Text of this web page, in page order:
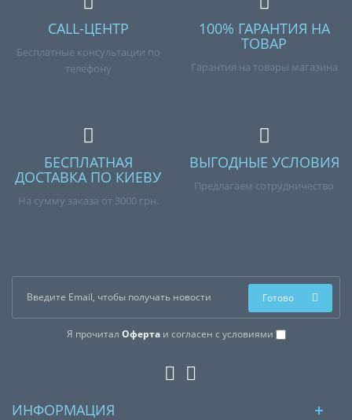
CALL-ЦЕНТР
Бесплатные консультации по
телефону
100% ГАРАНТИЯ НА
ТОВАР
Гарантия на товары магазина
БЕСПЛАТНАЯ
ДОСТАВКА ПО КИЕВУ
На сумму заказа от 3000 грн.
ВЫГОДНЫЕ УСЛОВИЯ
Предлагаем сотрудничество
Я прочитал Офертаи согласен с условиями
Готово
ИНФОРМАЦИЯ